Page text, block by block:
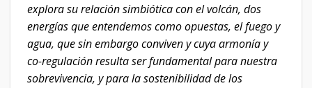
explora su relación simbiótica con el volcán, dos
energías que entendemos como opuestas, el fuego y
agua, que sin embargo conviven y cuya armonía y
co-regulación resulta ser fundamental para nuestra
sobrevivencia, y para la sostenibilidad de los